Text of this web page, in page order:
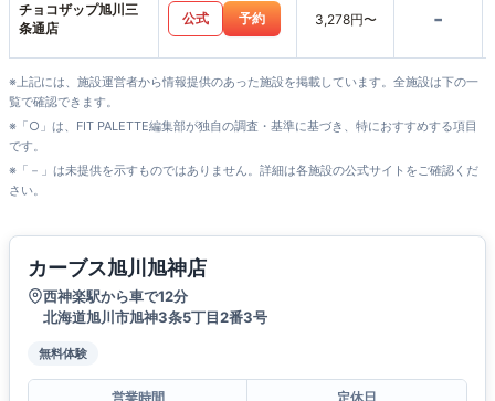
チョコザップ旭川三
条通店
公式 予約 3,278円〜 -
※上記には、施設運営者から情報提供のあった施設を掲載しています。全施設は下の一
覧で確認できます。
※「○」は、FIT PALETTE編集部が独自の調査・基準に基づき、特におすすめする項目
です。
※「－」は未提供を示すものではありません。詳細は各施設の公式サイトをご確認くだ
さい。
カーブス旭川旭神店
西神楽駅から車で12分
北海道旭川市旭神3条5丁目2番3号
無料体験
営業時間
定休日